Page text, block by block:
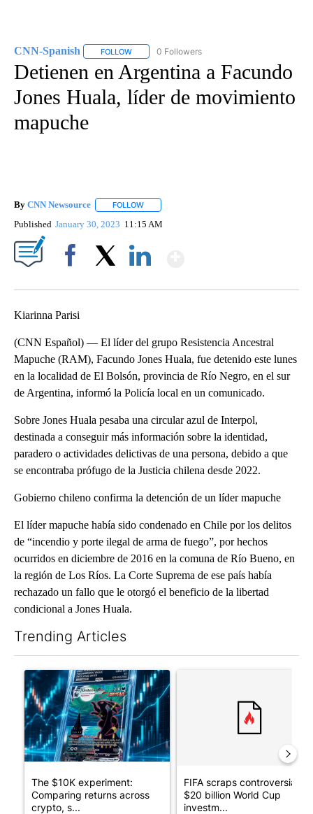
CNN-Spanish FOLLOW FOLLOW "CNN-SPANISH" TO RECEIVE
0 Followers
Detienen en Argentina a Facundo
Jones Huala, líder de movimiento
mapuche
By CNN Newsource FOLLOW
Published January 30, 2023 11:15 AM
Kiarinna Parisi
(CNN Español) — El líder del grupo Resistencia Ancestral
Mapuche (RAM), Facundo Jones Huala, fue detenido este lunes
en la localidad de El Bolsón, provincia de Río Negro, en el sur
de Argentina, informó la Policía local en un comunicado.
Sobre Jones Huala pesaba una circular azul de Interpol,
destinada a conseguir más información sobre la identidad,
paradero o actividades delictivas de una persona, debido a que
se encontraba prófugo de la Justicia chilena desde 2022.
Gobierno chileno confirma la detención de un líder mapuche
El líder mapuche había sido condenado en Chile por los delitos
de “incendio y porte ilegal de arma de fuego”, por hechos
ocurridos en diciembre de 2016 en la comuna de Río Bueno, en
la región de Los Ríos. La Corte Suprema de ese país había
rechazado un fallo que le otorgó el beneficio de la libertad
condicional a Jones Huala.
Trending Articles
A trending article titled "The $10K experiment: Comparing
The $10K experiment:
Comparing returns across
crypto, s...
FIFA scraps controversial
$20 billion World Cup
investm...